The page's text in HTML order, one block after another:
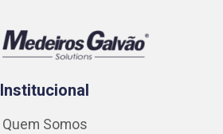
Institucional
Quem Somos